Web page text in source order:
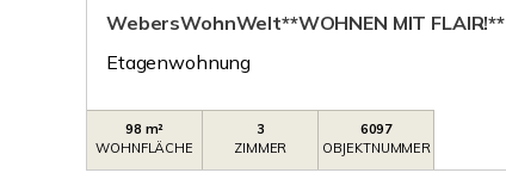
WebersWohnWelt**WOHNEN MIT FLAIR!**
Etagenwohnung
98 m²
WOHNFLÄCHE
3
ZIMMER
6097
OBJEKTNUMMER